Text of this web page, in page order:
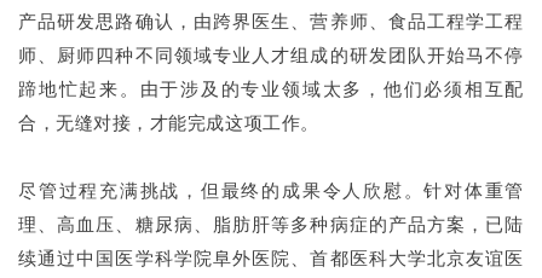
产品研发思路确认，由跨界医生、营养师、食品工程学工程
师、厨师四种不同领域专业人才组成的研发团队开始马不停
蹄地忙起来。由于涉及的专业领域太多，他们必须相互配
合，无缝对接，才能完成这项工作。
尽管过程充满挑战，但最终的成果令人欣慰。针对体重管
理、高血压、糖尿病、脂肪肝等多种病症的产品方案，已陆
续通过中国医学科学院阜外医院、首都医科大学北京友谊医